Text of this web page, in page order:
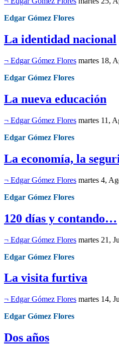
Edgar Gómez Flores
La identidad nacional
¬ Edgar Gómez Flores martes 18,
Edgar Gómez Flores
La nueva educación
¬ Edgar Gómez Flores martes 11,
Edgar Gómez Flores
La economía, la
¬ Edgar Gómez Flores martes 4,
Edgar Gómez Flores
120 días y contando…
¬ Edgar Gómez Flores martes 21,
Edgar Gómez Flores
La visita furtiva
¬ Edgar Gómez Flores martes 14,
Edgar Gómez Flores
Dos años